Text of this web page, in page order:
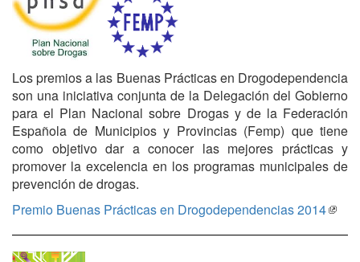
Los premios a las Buenas Prácticas en Drogodependencia
son una iniciativa conjunta de la Delegación del Gobierno
para el Plan Nacional sobre Drogas y de la Federación
Española de Municipios y Provincias (Femp) que tiene
como objetivo dar a conocer las mejores prácticas y
promover la excelencia en los programas municipales de
prevención de drogas.
Premio Buenas Prácticas en Drogodependencias 2014